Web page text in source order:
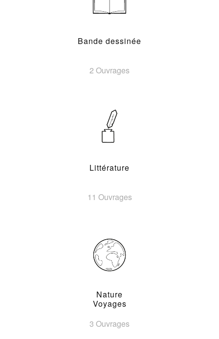
Bande dessinée
2 Ouvrages
Littérature
11 Ouvrages
Nature
Voyages
3 Ouvrages